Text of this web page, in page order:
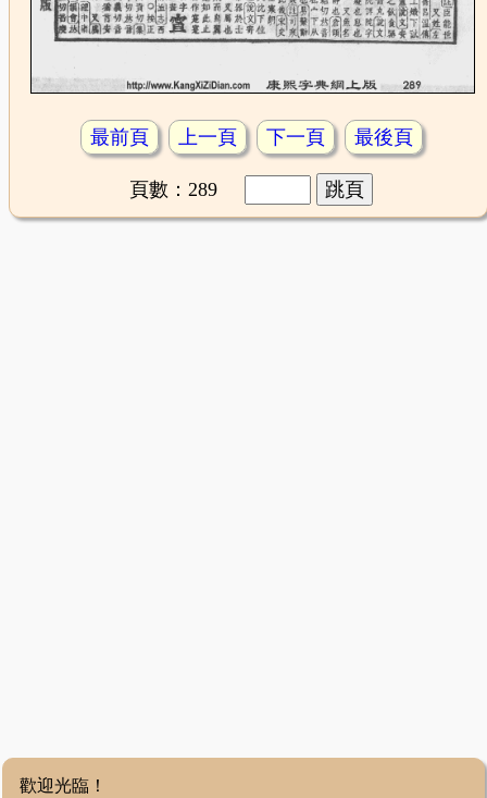
最前頁 上一頁 下一頁 最後頁
頁數：289
歡迎光臨！